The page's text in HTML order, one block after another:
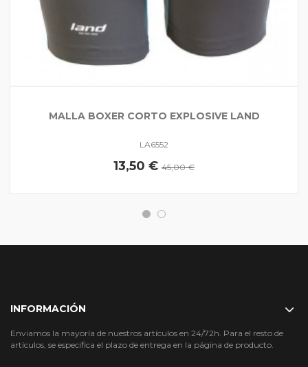
MALLA BOXER CORTO EXPLOSIVE LAND
LA6552
13,50 € 45,00 €
INFORMACIÓN
Enviamos la mayoría de nuestros artículos en 24/72h. Para el resto de
artículos, se especifica el plazo de entrega en la página de producto.